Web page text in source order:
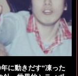
に動きだす“凍った